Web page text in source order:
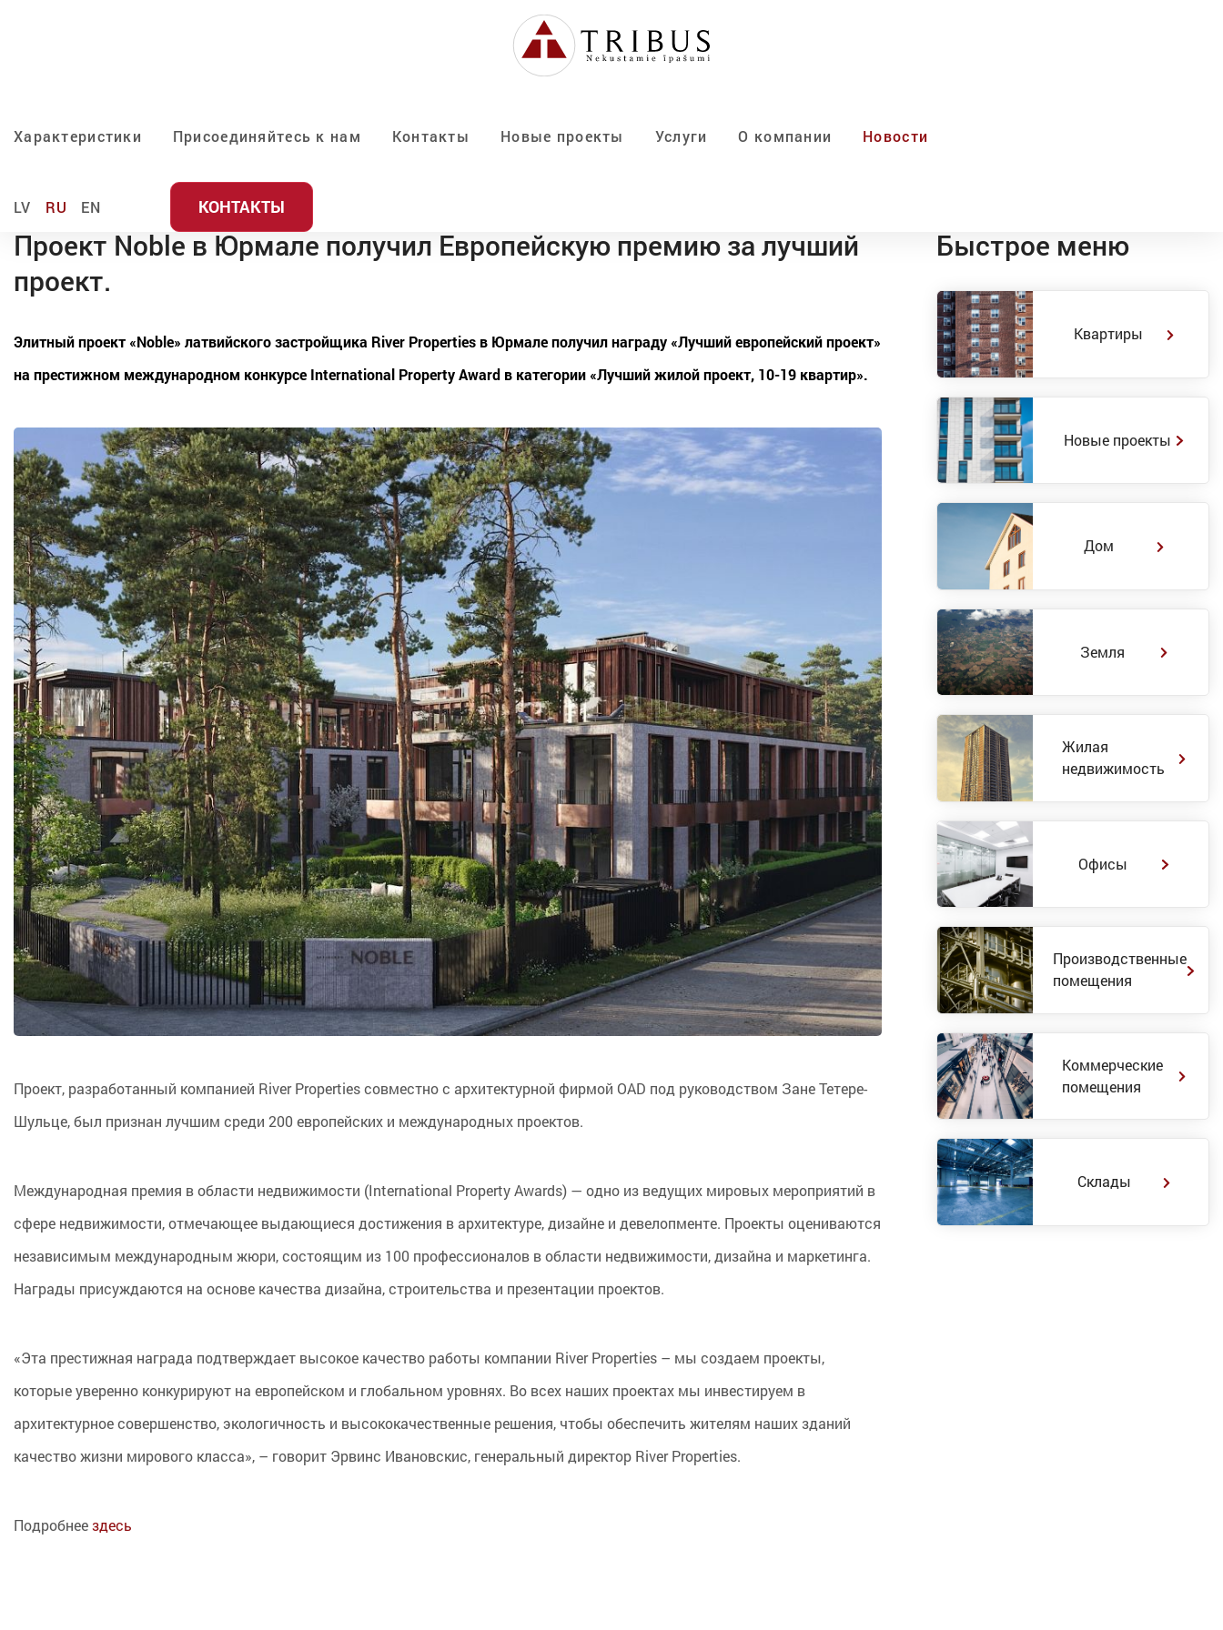
Характеристики Присоединяйтесь к нам Контакты Новые проекты Услуги О компании Новости
LV RU EN КОНТАКТЫ
Проект Noble в Юрмале получил Европейскую премию за лучший
проект.
Элитный проект «Noble» латвийского застройщика River Properties в Юрмале получил награду «Лучший европейский проект»
на престижном международном конкурсе International Property Award в категории «Лучший жилой проект, 10-19 квартир».
Проект, разработанный компанией River Properties совместно с архитектурной фирмой OAD под руководством Зане Тетере-
Шульце, был признан лучшим среди 200 европейских и международных проектов.
Международная премия в области недвижимости (International Property Awards) — одно из ведущих мировых мероприятий в
сфере недвижимости, отмечающее выдающиеся достижения в архитектуре, дизайне и девелопменте. Проекты оцениваются
независимым международным жюри, состоящим из 100 профессионалов в области недвижимости, дизайна и маркетинга.
Награды присуждаются на основе качества дизайна, строительства и презентации проектов.
«Эта престижная награда подтверждает высокое качество работы компании River Properties – мы создаем проекты,
которые уверенно конкурируют на европейском и глобальном уровнях. Во всех наших проектах мы инвестируем в
архитектурное совершенство, экологичность и высококачественные решения, чтобы обеспечить жителям наших зданий
качество жизни мирового класса», – говорит Эрвинс Ивановскис, генеральный директор River Properties.
Подробнеездесь
Быстрое меню
Квартиры
Новые проекты
Дом
Земля
Жилая
недвижимость
Офисы
Производственные
помещения
Коммерческие
помещения
Склады